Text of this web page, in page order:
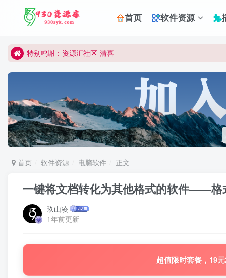
首页 软件资源
切勿用于商业或非法用途
特别鸣谢：资源汇社区-清喜
所有内容仅作学习研究
公众号:930资源库
首页 软件资源 电脑软件 正文
一键将文档转化为其他格式的软件——格
玖山凌
1年前更新
超值限时套餐，19